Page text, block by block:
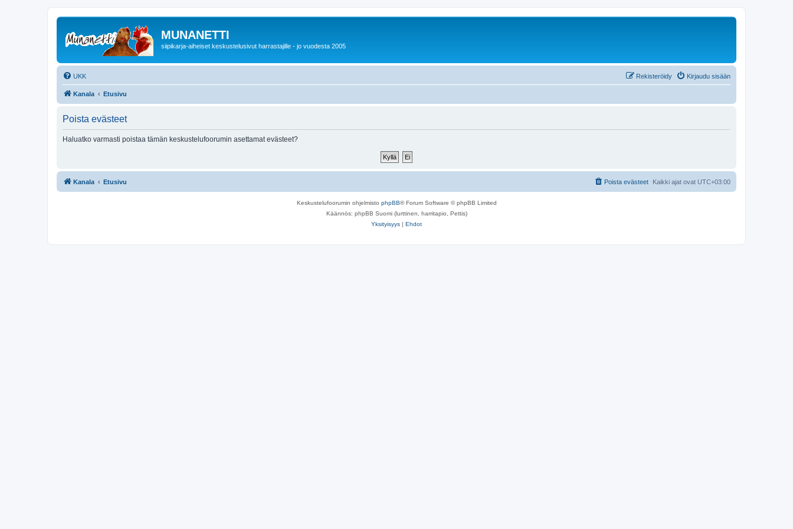
MUNANETTI
siipikarja-aiheiset keskustelusivut harrastajille - jo vuodesta 2005
UKK Kirjaudu sisään
Rekisteröidy
Kanala Etusivu
Poista evästeet
Haluatko varmasti poistaa tämän keskustelufoorumin asettamat evästeet?
Kanala Etusivu Kaikki ajat ovat UTC+03:00
Poista evästeet
Keskustelufoorumin ohjelmisto phpBB® Forum Software © phpBB Limited
Käännös: phpBB Suomi (lurttinen, harritapio, Pettis)
Yksityisyys | Ehdot